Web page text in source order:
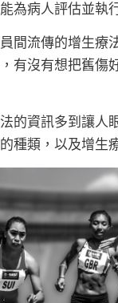
為病人評估並執
間流傳的增生療
有沒有想把舊傷
的資訊多到讓人
種類，以及增生